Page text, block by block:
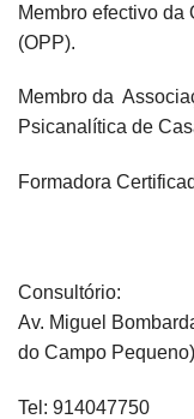
Membro efectivo da
(OPP).
Membro da
Psicanalítica de
Formadora
Consultório:
Av. Miguel
do Campo Pequeno)
Tel: 914047750